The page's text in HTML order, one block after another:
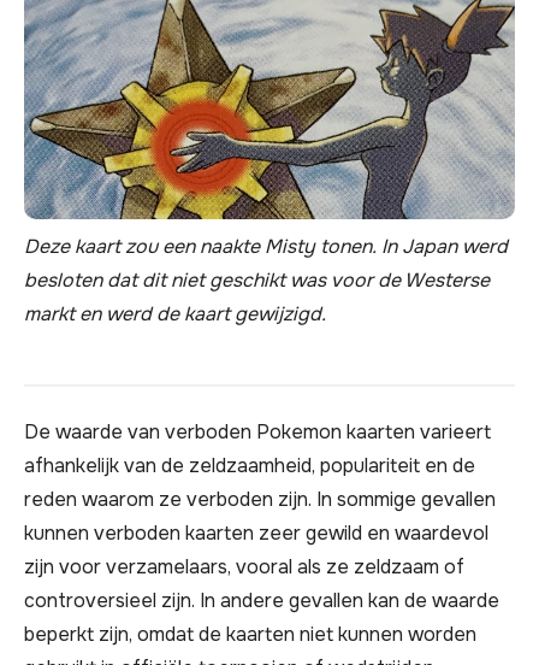
Deze kaart zou een naakte Misty tonen. In Japan werd
besloten dat dit niet geschikt was voor de Westerse
markt en werd de kaart gewijzigd.
De waarde van verboden Pokemon kaarten varieert
afhankelijk van de zeldzaamheid, populariteit en de
reden waarom ze verboden zijn. In sommige gevallen
kunnen verboden kaarten zeer gewild en waardevol
zijn voor verzamelaars, vooral als ze zeldzaam of
controversieel zijn. In andere gevallen kan de waarde
beperkt zijn, omdat de kaarten niet kunnen worden